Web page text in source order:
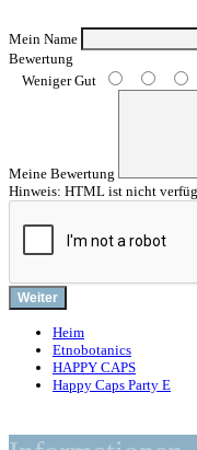
Mein Name
Bewertung
Weniger Gut
Meine Bewertung
Hinweis: HTML ist nicht
Weiter
Heim
Etnobotanics
HAPPY CAPS
Happy Caps Party E